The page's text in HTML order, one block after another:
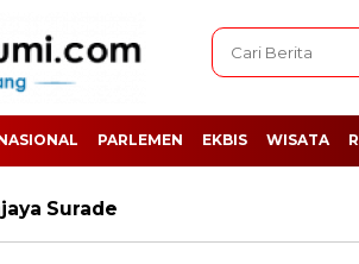
PARLEMEN EKBIS WISATA
Surade